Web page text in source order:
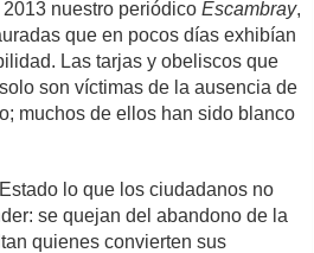
2013 nuestro periódicoEscambray,
que en pocos días exhibían
Las tarjas y obeliscos que
son víctimas de la ausencia de
muchos de ellos han sido blanco
lo que los ciudadanos no
se quejan del abandono de la
quienes convierten sus